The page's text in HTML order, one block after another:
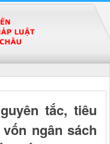
tắc, tiêu
ngân sách